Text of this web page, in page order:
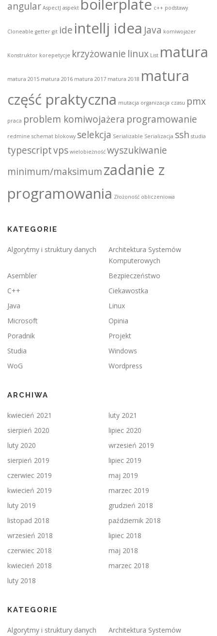
angular AspectJ aspekt boilerplate c++ podstawy
Cloneable getter git ide intellj idea Java komiwojażer
Konstruktor korepetycje krzyżowanie linux List matura
matura 2015 matura 2016 matura 2017 matura 2018 matura
część praktyczna mutacja organizacja czasu pmx
praca problem komiwojażera programowanie
redmine schemat blokowy selekcja Serializable Serializacja ssh studia
typescriptvps wielobieżność wyszukiwanie
minimum/maksimumzadanie z
programowania Złożoność obliczeniowa
KATEGORIE
Algorytmy i struktury danych
Architektura Systemów
Komputerowych
Asembler
Bezpieczeństwo
C++
Ciekawostka
Java
Linux
Microsoft
Opinia
Poradnik
Projekt
Studia
Windows
WoG
Wordpress
ARCHIWA
kwiecień 2021
luty 2021
sierpień 2020
lipiec 2020
luty 2020
wrzesień 2019
sierpień 2019
lipiec 2019
czerwiec 2019
maj 2019
kwiecień 2019
marzec 2019
luty 2019
grudzień 2018
listopad 2018
październik 2018
wrzesień 2018
lipiec 2018
czerwiec 2018
maj 2018
kwiecień 2018
marzec 2018
luty 2018
KATEGORIE
Algorytmy i struktury danych
Architektura Systemów